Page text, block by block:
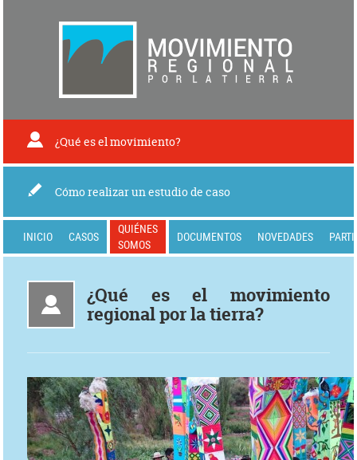
¿Qué es el movimiento?
Cómo realizar un estudio de caso
INICIO CASOS
QUIÉNES
SOMOS
DOCUMENTOS NOVEDADES
¿Qué es el movimiento
regional por la tierra?